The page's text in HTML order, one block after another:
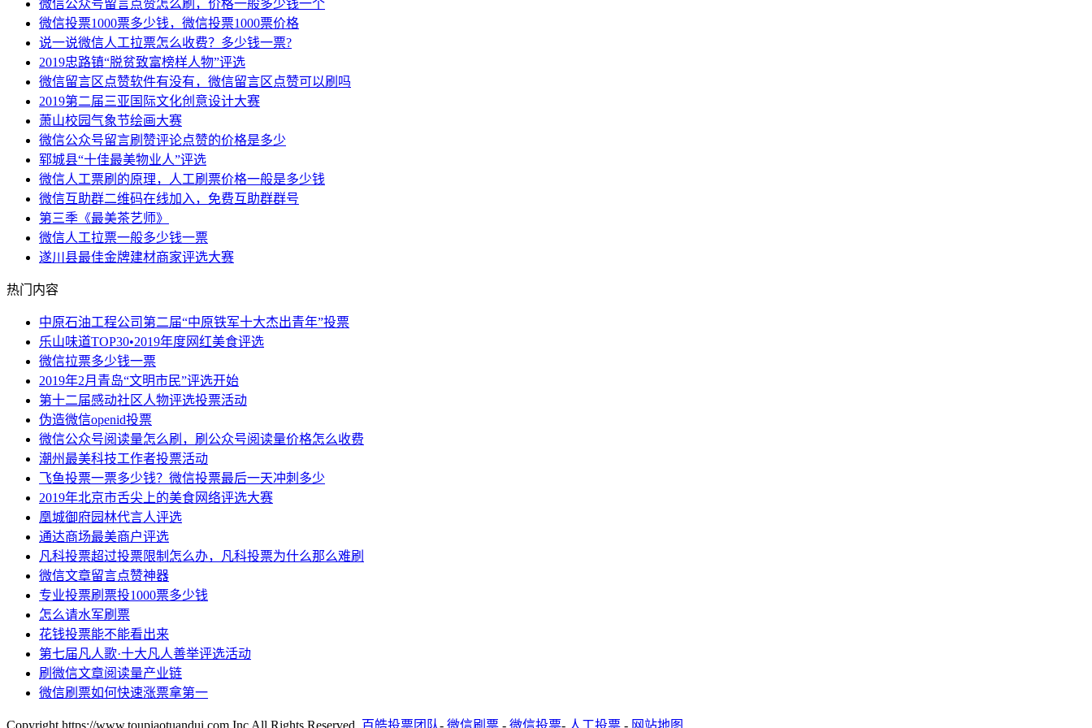
微信公众号留言点赞怎么刷，价格一般多少钱一个
微信投票1000票多少钱，微信投票1000票价格
说一说微信人工拉票怎么收费？多少钱一票?
2019忠路镇“脱贫致富榜样人物”评选
微信留言区点赞软件有没有，微信留言区点赞可以刷吗
2019第二届三亚国际文化创意设计大赛
萧山校园气象节绘画大赛
微信公众号留言刷赞评论点赞的价格是多少
郓城县“十佳最美物业人”评选
微信人工票刷的原理，人工刷票价格一般是多少钱
微信互助群二维码在线加入，免费互助群群号
第三季《最美茶艺师》
微信人工拉票一般多少钱一票
遂川县最佳金牌建材商家评选大赛
热门内容
中原石油工程公司第二届“中原铁军十大杰出青年”投票
乐山味道TOP30•2019年度网红美食评选
微信拉票多少钱一票
2019年2月青岛“文明市民”评选开始
第十二届感动社区人物评选投票活动
伪造微信openid投票
微信公众号阅读量怎么刷，刷公众号阅读量价格怎么收费
潮州最美科技工作者投票活动
飞鱼投票一票多少钱？微信投票最后一天冲刺多少
2019年北京市舌尖上的美食网络评选大赛
凰城御府园林代言人评选
通达商场最美商户评选
凡科投票超过投票限制怎么办，凡科投票为什么那么难刷
微信文章留言点赞神器
专业投票刷票投1000票多少钱
怎么请水军刷票
花钱投票能不能看出来
第七届凡人歌·十大凡人善举评选活动
刷微信文章阅读量产业链
微信刷票如何快速涨票拿第一
Copyright https://www.toupiaotuandui.com Inc All Rights Reserved. 百皓投票团队- 微信刷票 - 微信投票- 人工投票 - 网站地图